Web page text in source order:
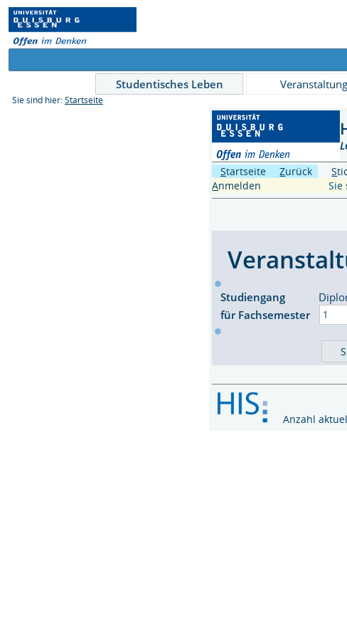
Studentisches Leben
Sie sind hier: Startseite
Startseite Zurück S
Anmelden Sie
Studiengang
für Fachsemester
Anzahl